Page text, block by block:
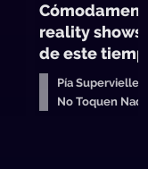
reality shows
de este
Pía Supervielle
No Toquen